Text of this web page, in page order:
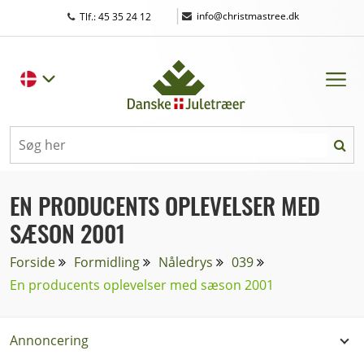
Tlf.: 45 35 24 12 | info@christmastree.dk
EN PRODUCENTS OPLEVELSER MED
SÆSON 2001
Forside Formidling Nåledrys
039
En producents oplevelser med sæson 2001
Annoncering